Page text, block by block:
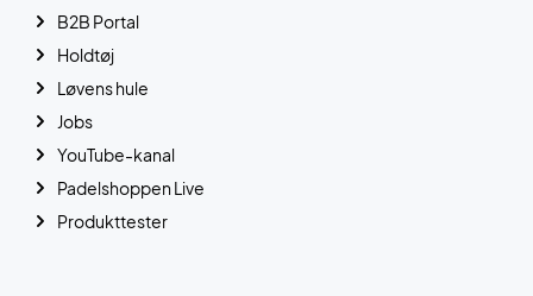
B2B Portal
Holdtøj
Løvens hule
Jobs
YouTube-kanal
Padelshoppen Live
Produkttester